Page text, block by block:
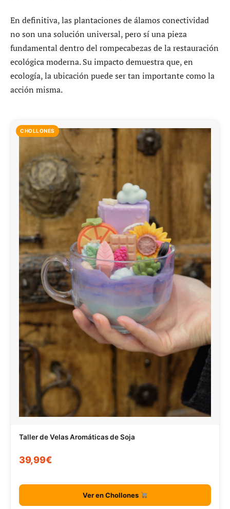
En definitiva, las plantaciones de álamos conectividad
no son una solución universal, pero sí una pieza
fundamental dentro del rompecabezas de la restauración
ecológica moderna. Su impacto demuestra que, en
ecología, la ubicación puede ser tan importante como la
acción misma.
CHOLLONES
Taller de Velas Aromáticas de Soja
39,99€
Ver en Chollones